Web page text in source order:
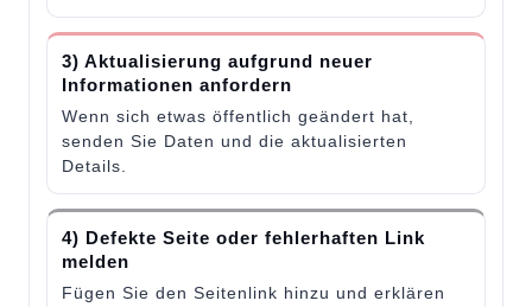
3) Aktualisierung aufgrund neuer
Informationen anfordern
Wenn sich etwas öffentlich geändert hat,
senden Sie Daten und die aktualisierten
Details.
4) Defekte Seite oder fehlerhaften Link
melden
Fügen Sie den Seitenlink hinzu und erklären